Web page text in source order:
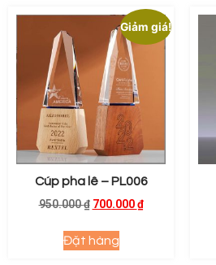
Giảm giá!
Cúp pha lê – PL006
950.000₫ 700.000₫
Đặt hàng